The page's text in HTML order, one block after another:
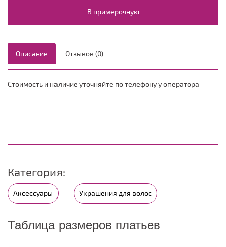
В примерочную
Описание Отзывов (0)
Стоимость и наличие уточняйте по телефону у оператора
Категория:
Аксессуары Украшения для волос
Таблица размеров платьев